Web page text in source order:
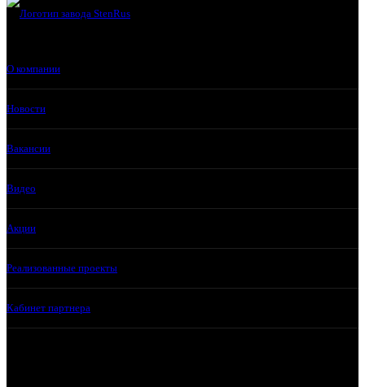
О компании
Новости
Вакансии
Видео
Акции
Реализованные проекты
Кабинет партнера